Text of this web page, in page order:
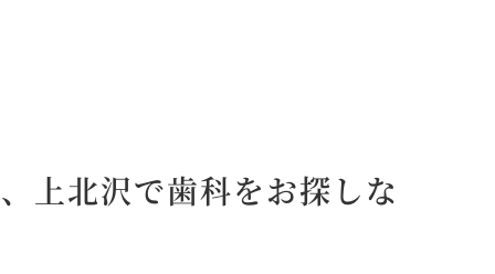
上北沢で歯科をお探しな